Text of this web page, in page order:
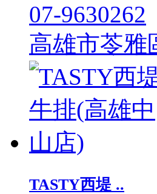
07-9630262
高雄市苓雅
TASTY西堤 ..